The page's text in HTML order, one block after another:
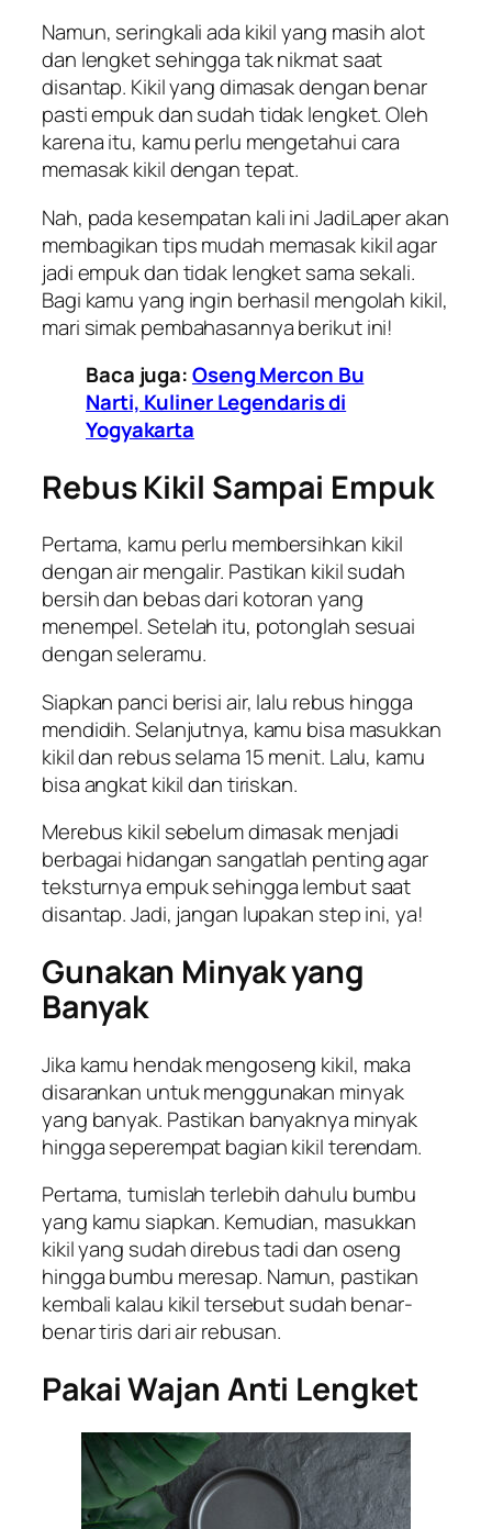
Namun, seringkali ada kikil yang masih alot
dan lengket sehingga tak nikmat saat
disantap. Kikil yang dimasak dengan benar
pasti empuk dan sudah tidak lengket. Oleh
karena itu, kamu perlu mengetahui cara
memasak kikil dengan tepat.
Nah, pada kesempatan kali iniJadiLaperakan
membagikan tips mudah memasak kikil agar
jadi empuk dan tidak lengket sama sekali.
Bagi kamu yang ingin berhasil mengolah kikil,
mari simak pembahasannya berikut ini!
Baca juga:Oseng Mercon Bu
Narti, Kuliner Legendaris di
Yogyakarta
Rebus Kikil Sampai Empuk
Pertama, kamu perlu membersihkan kikil
dengan air mengalir. Pastikan kikil sudah
bersih dan bebas dari kotoran yang
menempel. Setelah itu, potonglah sesuai
dengan seleramu.
Siapkan panci berisi air, lalu rebus hingga
mendidih. Selanjutnya, kamu bisa masukkan
kikil dan rebus selama 15 menit. Lalu, kamu
bisa angkat kikil dan tiriskan.
Merebus kikil sebelum dimasak menjadi
berbagai hidangan sangatlah penting agar
teksturnya empuk sehingga lembut saat
disantap. Jadi, jangan lupakan step ini, ya!
Gunakan Minyak yang
Banyak
Jika kamu hendak mengoseng kikil, maka
disarankan untuk menggunakan minyak
yang banyak. Pastikan banyaknya minyak
hingga seperempat bagian kikil terendam.
Pertama, tumislah terlebih dahulu bumbu
yang kamu siapkan. Kemudian, masukkan
kikil yang sudah direbus tadi dan oseng
hingga bumbu meresap. Namun, pastikan
kembali kalau kikil tersebut sudah benar-
benar tiris dari air rebusan.
Pakai Wajan Anti Lengket